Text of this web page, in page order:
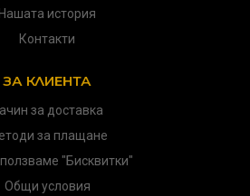
Нашата история
Контакти
ЗА КЛИЕНТА
за доставка
за плащане
"Бисквитки"
Общи условия